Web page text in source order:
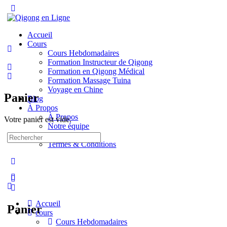
Side
Accueil
Cours
Cours Hebdomadaires
Formation Instructeur de Qigong
Formation en Qigong Médical
Formation Massage Tuina
Voyage en Chine
Blog
À Propos
À Propos
Notre équipe
Contact
Termes & Conditions
Panier
Panier
Votre panier est vide.
Recherche
pour:
Accueil
cours
Cours Hebdomadaires